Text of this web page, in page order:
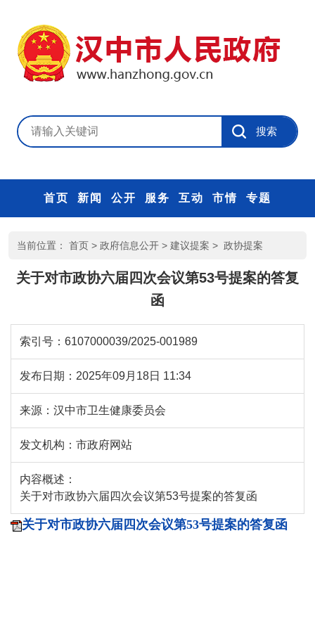
首页 新闻 公开 服务 互动 市情 专题
当前位置： 首页 > 政府信息公开 > 建议提案 > 政协提案
关于对市政协六届四次会议第53号提案的答复
函
索引号： 6107000039/2025-001989
发布日期： 2025年09月18日 11:34
来源： 汉中市卫生健康委员会
发文机构： 市政府网站
内容概述：
关于对市政协六届四次会议第53号提案的答复函
关于对市政协六届四次会议第53号提案的答复函